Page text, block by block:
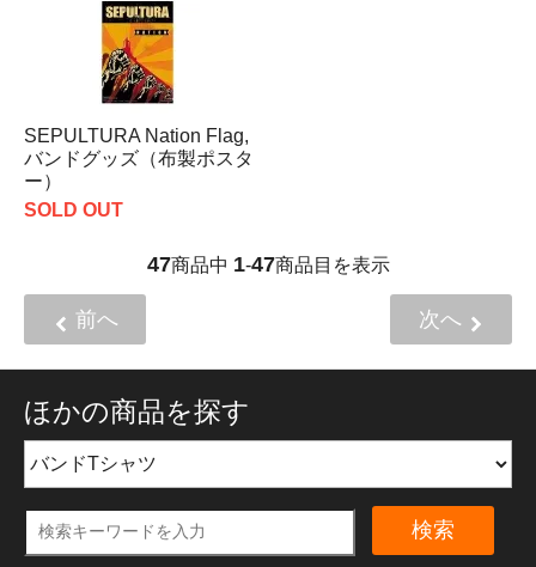
SEPULTURA Nation Flag,
バンドグッズ（布製ポスタ
ー）
SOLD OUT
47商品中 1-47商品目を表示
前へ 次へ
ほかの商品を探す
検索